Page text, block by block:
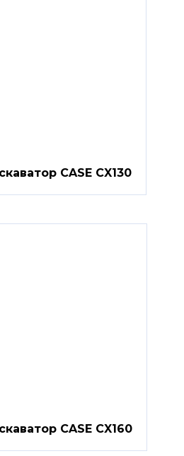
CASE CX130
CASE CX160